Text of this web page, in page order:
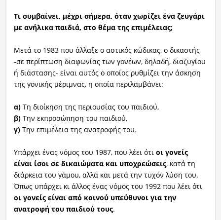
Τι συμβαίνει, μέχρι σήμερα, όταν χωρίζει ένα ζευγάρι
με ανήλικα παιδιά, στο θέμα της επιμέλειας;
Μετά το 1983 που άλλαξε ο αστικός κώδικας, ο δικαστής
-σε περίπτωση διαφωνίας των γονέων, δηλαδή, διαζυγίου
ή διάστασης- είναι αυτός ο οποίος ρυθμίζει την άσκηση
της γονικής μέριμνας, η οποία περιλαμβάνει:
α)Τη διοίκηση της περιουσίας του παιδιού,
β)Την εκπροσώπηση του παιδιού,
γ)Την επιμέλεια της ανατροφής του.
Υπάρχει ένας νόμος του 1987, που λέει ότι οι γονείς
είναι ίσοι σε δικαιώματα και υποχρεώσεις, κατά τη
διάρκεια του γάμου, αλλά και μετά την τυχόν λύση του.
Όπως υπάρχει κι άλλος ένας νόμος του 1992 που λέει ότι
οι γονείς είναι από κοινού υπεύθυνοι για την
ανατροφή του παιδιού τους.